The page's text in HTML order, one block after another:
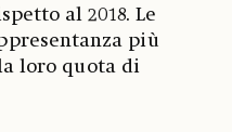
al 2018. Le
più
la loro quota di